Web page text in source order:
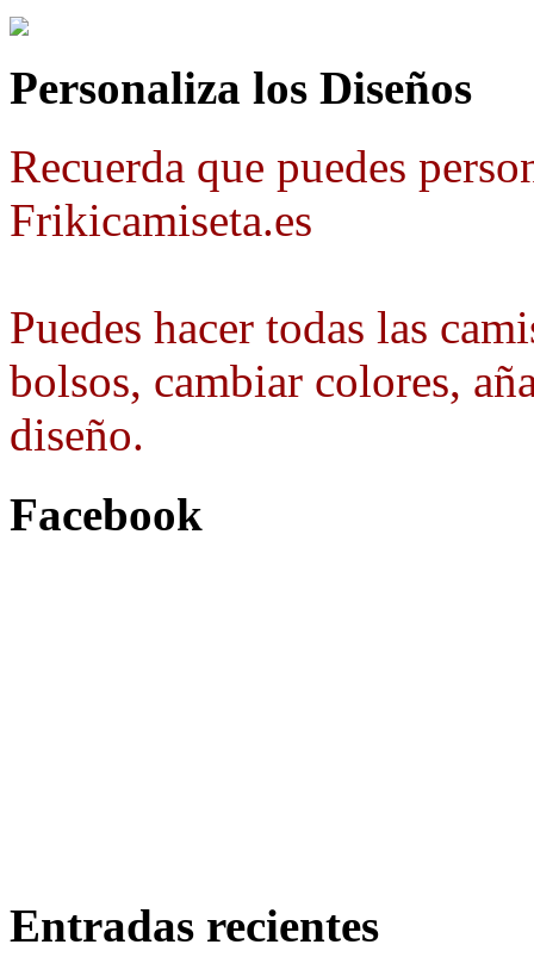
Personaliza los Diseños
Recuerda que puedes
Frikicamiseta.es
Puedes hacer todas las
bolsos, cambiar colores,
diseño.
Facebook
Entradas recientes